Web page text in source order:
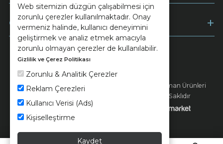
Web sitemizin düzgün çalışabilmesi için
zorunlu çerezler kullanılmaktadır. Onay
vermeniz halinde, kullanıcı deneyimini
geliştirmek ve analiz etmek amacıyla
zorunlu olmayan çerezler de kullanılabilir.
Gizlilik ve Çerez Politikası
Zorunlu & Analitik Çerezler
Reklam Çerezleri
Kullanıcı Verisi (Ads)
Kişiselleştirme
Kaydet
Ödeme
© 2026 Ünsa Madencilik Turizm Enerji Seramik Orman Ürünleri
Elektrik Üretim San. ve Tic. A.Ş. - Tüm Hakları Saklıdır